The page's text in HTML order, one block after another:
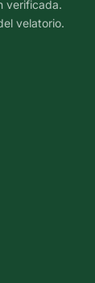
verificada.
velatorio.